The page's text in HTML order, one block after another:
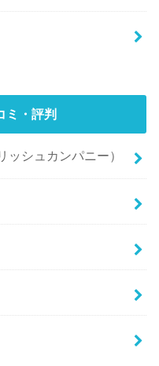
ミ・評判
ッシュカンパニー）